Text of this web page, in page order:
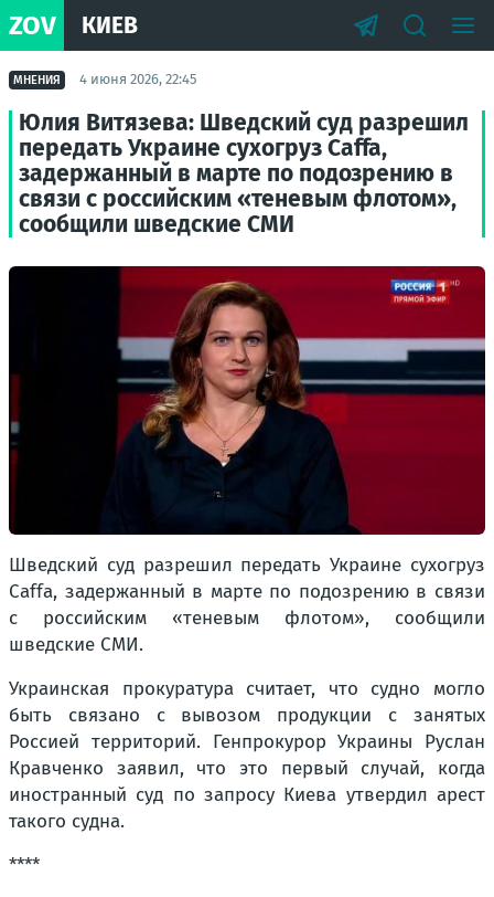
ZOV КИЕВ
МНЕНИЯ 4 июня 2026, 22:45
Юлия Витязева: Шведский суд разрешил
передать Украине сухогруз Caffa,
задержанный в марте по подозрению в
связи с российским «теневым флотом»,
сообщили шведские СМИ
Шведский суд разрешил передать Украине сухогруз
Caffa, задержанный в марте по подозрению в связи
с российским «теневым флотом», сообщили
шведские СМИ.
Украинская прокуратура считает, что судно могло
быть связано с вывозом продукции с занятых
Россией территорий. Генпрокурор Украины Руслан
Кравченко заявил, что это первый случай, когда
иностранный суд по запросу Киева утвердил арест
такого судна.
****